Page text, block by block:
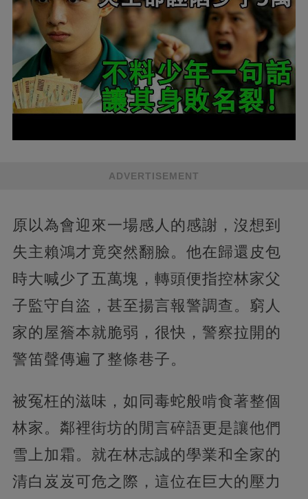
ADVERTISEMENT
原以為會迎來一場感人的感謝，沒想到
失主賴鴻才竟突然翻臉。他在歸還皮包
時大喊少了五萬塊，轉頭便指控林家父
子監守自盜，甚至揚言報警調查。窮人
家的屋簷本就脆弱，很快，警察拉開的
警笛聲傳遍了整條巷子。
被冤枉的滋味，如同毒蛇般啃食著整個
林家。鄰裡街坊的閒言碎語更是讓他們
雪上加霜。就在林志誠的學業和全家的
清白岌岌可危之際，這位在巨大的壓力